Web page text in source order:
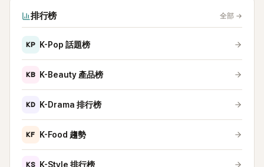
排行榜 全部 →
KP K-Pop 話題榜
KB K-Beauty 產品榜
KD K-Drama 排行榜
KF K-Food 趨勢
KS K-Style 排行榜